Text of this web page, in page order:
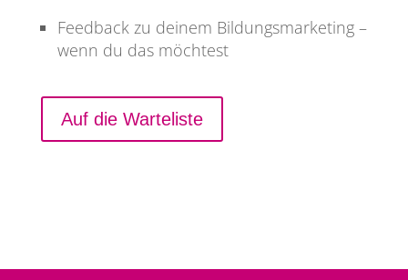
Feedback zu deinem Bildungsmarketing –
wenn du das möchtest
Auf die Warteliste